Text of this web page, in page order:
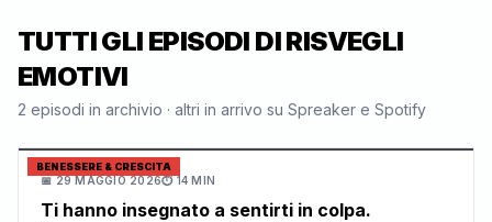
TUTTI GLI EPISODI DIRISVEGLI
EMOTIVI
2 episodi in archivio · altri in arrivo su Spreaker e Spotify
BENESSERE & CRESCITA
📅29 MAGGIO 2026⏱14 MIN
Ti hanno insegnato a sentirti in colpa.